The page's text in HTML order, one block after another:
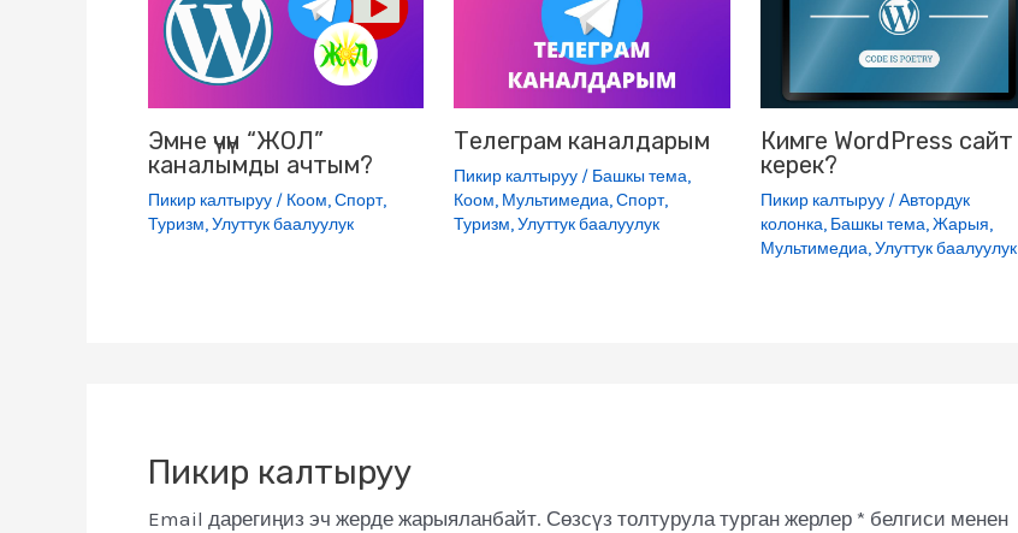
k
i
Эмне үчүн “ЖОЛ”
каналымды ачтым?
Пикир калтыруу / Коом,Спорт,
Туризм,Улуттук баалуулук
Телеграм каналдарым
Пикир калтыруу / Башкы тема,
Коом, Мультимедиа,Спорт,
Туризм,Улуттук баалуулук
Кимге WordPress сайт
керек?
Пикир калтыруу /Автордук
колонка, Башкы тема,Жарыя,
Мультимедиа,Улуттук баалуулук
Пикир калтыруу
Email дарегиңиз эч жерде жарыяланбайт. Сөзсүз толтурула турган жерлер * белгиси менен